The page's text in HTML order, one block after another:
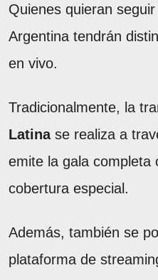
Quienes quieran
Argentina tendrán
en vivo.
Tradicionalmente, la
Latinase realiza a
emite la gala completa
cobertura especial.
Además, también se
plataforma de